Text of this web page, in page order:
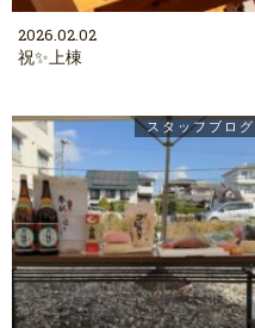
2026.02.02
祝✨上棟
スタッフブログ